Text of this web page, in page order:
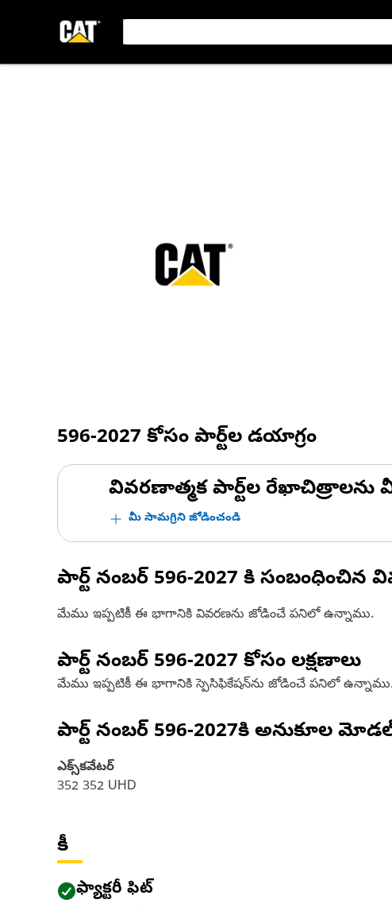
596-2027 కోసం పార్ట్‌ల డయాగ్రం
వివరణాత్మక పార్ట్‌ల రేఖాచిత్రాలను
మీ సామగ్రిని జోడించండి
పార్ట్ నంబర్ 596-2027 కి సంబంధించిన
మేము ఇప్పటికీ ఈ భాగానికి వివరణను జోడించే పనిలో ఉన్నాము.
పార్ట్ నంబర్ 596-2027 కోసం లక్షణాలు
మేము ఇప్పటికీ ఈ భాగానికి స్పెసిఫికేషన్‌ను జోడించే పనిలో ఉన్నాము.
పార్ట్ నంబర్ 596-2027కి అనుకూల
ఎక్స్‌కవేటర్
352 352 UHD
కీ
ఫ్యాక్టరీ ఫిట్